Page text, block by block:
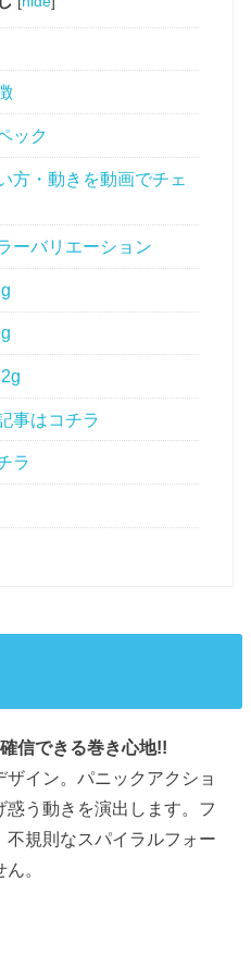
ック
方・動きを動画でチェ
ーバリエーション
事はコチラ
ラ
信できる巻き心地!!
イン。パニックアクショ
う動きを演出します。フ
不規則なスパイラルフォー
。